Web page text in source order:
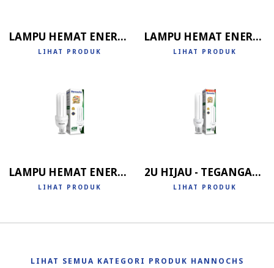
LAMPU HEMAT ENERGI 2U
LIHAT PRODUK
LAMPU HEMAT ENERGI 3U
LIHAT PRODUK
LAMPU HEMAT ENERGI 4U
LIHAT PRODUK
2U HIJAU - TEGANGAN RENDAH
LIHAT PRODUK
LIHAT SEMUA KATEGORI PRODUK HANNOCHS